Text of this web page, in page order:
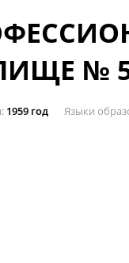
№
1959 год Языки